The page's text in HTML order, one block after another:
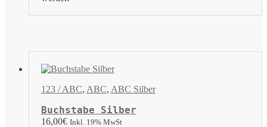
123 / ABC, ABC, ABC Silber
Buchstabe Silber
16,00€ Inkl. 19% MwSt